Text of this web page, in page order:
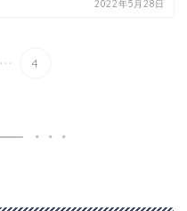
2022年5月28日
... 4